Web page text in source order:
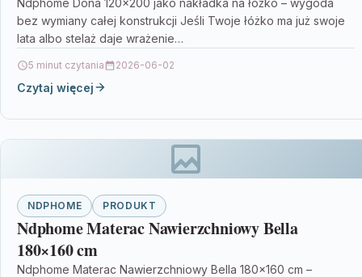
bez wymiany całej konstrukcji Jeśli Twoje łóżko ma już swoje
lata albo stelaż daje wrażenie…
5 minut czytania 2026-06-02
Czytaj więcej
NDPHOME PRODUKT
Ndphome Materac Nawierzchniowy Bella
180×160 cm
Ndphome Materac Nawierzchniowy Bella 180×160 cm –